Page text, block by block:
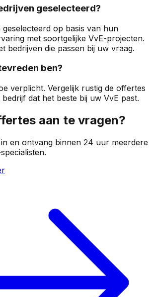
geselecteerd?
op basis van hun
met soortgelijke VvE-projecten.
bedrijven die passen bij uw vraag.
ben?
verplicht. Vergelijk rustig de offertes
dat het beste bij uw VvE past.
aan te vragen?
en ontvang binnen 24 uur meerdere